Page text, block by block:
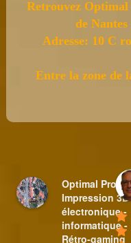
Retrouvez Optimal
de
Adresse: 10 C
Entre la zone de
Optimal Pro
Impression 3D
électronique -
informatique -
Rétro-gaming